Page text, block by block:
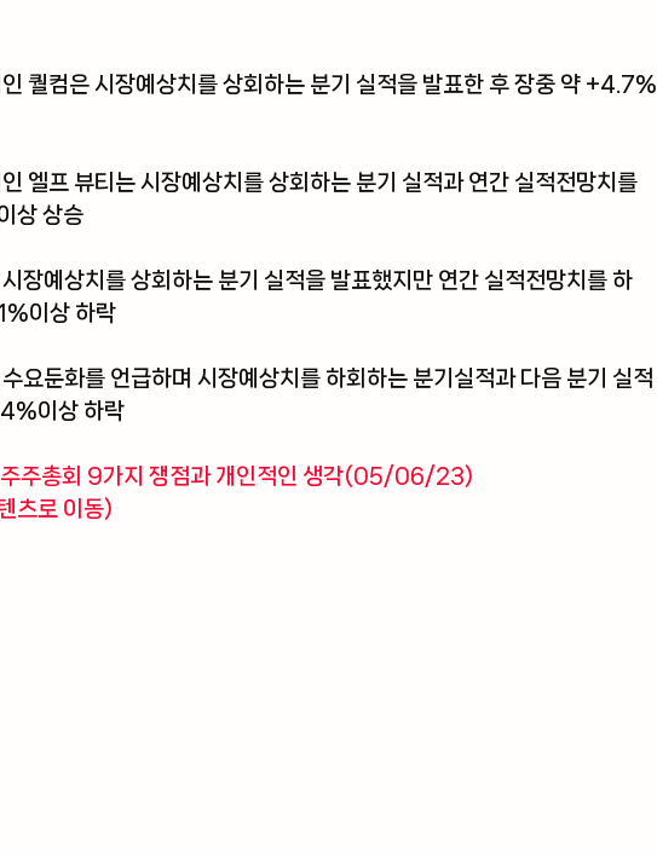
퀄컴은 시장예상치를 상회하는 분기 실적을 발표한 후 장중 약 +4.7%
엘프 뷰티는 시장예상치를 상회하는 분기 실적과 연간 실적전망치를
상 상승
장예상치를 상회하는 분기 실적을 발표했지만 연간 실적전망치를 하
이상 하락
요둔화를 언급하며 시장예상치를 하회하는 분기실적과 다음 분기 실적
이상 하락
주총회 9가지 쟁점과 개인적인 생각(05/06/23)
츠로 이동)